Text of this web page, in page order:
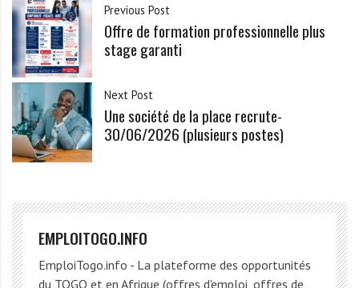
Previous Post
Offre de formation professionnelle plus
stage garanti
Next Post
Une société de la place recrute-
30/06/2026 (plusieurs postes)
EMPLOITOGO.INFO
EmploiTogo.info - La plateforme des opportunités
du TOGO et en Afrique (offres d'emploi, offres de